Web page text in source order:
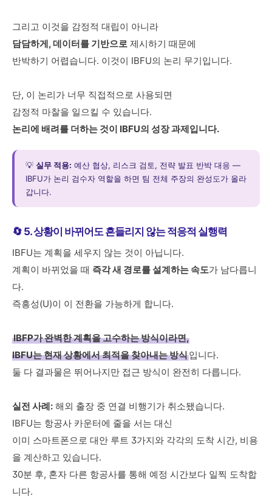
그리고 이것을 감정적 대립이 아니라
담담하게, 데이터를 기반으로 제시하기 때문에
반박하기 어렵습니다. 이것이 IBFU의 논리 무기입니다.
단, 이 논리가 너무 직접적으로 사용되면
감정적 마찰을 일으킬 수 있습니다.
논리에 배려를 더하는 것이 IBFU의 성장 과제입니다.
💡 실무 적용: 예산 협상, 리스크 검토, 전략 발표 반박 대응 —
IBFU가 논리 검수자 역할을 하면 팀 전체 주장의 완성도가 올라
갑니다.
🔄 5. 상황이 바뀌어도 흔들리지 않는 적응적 실행력
IBFU는 계획을 세우지 않는 것이 아닙니다.
계획이 바뀌었을 때 즉각 새 경로를 설계하는 속도가 남다릅니
다.
즉흥성(U)이 이 전환을 가능하게 합니다.
IBFP가 완벽한 계획을 고수하는 방식이라면,
IBFU는 현재 상황에서 최적을 찾아내는 방식입니다.
둘 다 결과물은 뛰어나지만 접근 방식이 완전히 다릅니다.
실전 사례: 해외 출장 중 연결 비행기가 취소됐습니다.
IBFU는 항공사 카운터에 줄을 서는 대신
이미 스마트폰으로 대안 루트 3가지와 각각의 도착 시간, 비용
을 계산하고 있습니다.
30분 후, 혼자 다른 항공사를 통해 예정 시간보다 일찍 도착합
니다.